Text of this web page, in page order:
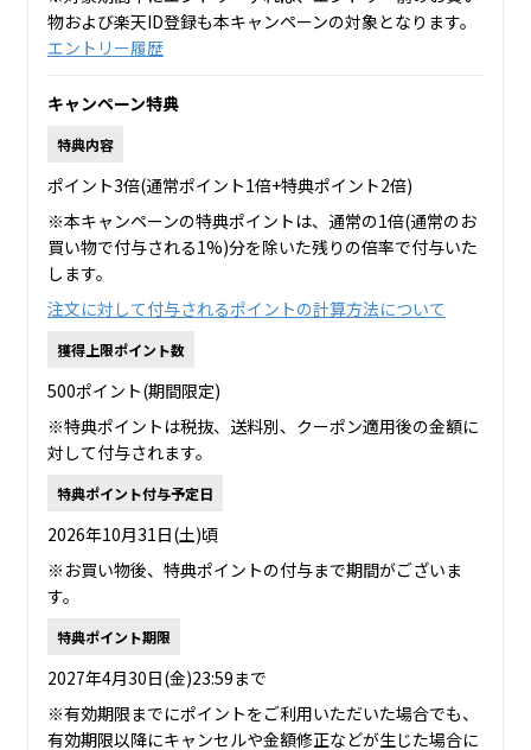
物および楽天ID登録も本キャンペーンの対象となります。
エントリー履歴
キャンペーン特典
特典内容
ポイント3倍(通常ポイント1倍+特典ポイント2倍)
※本キャンペーンの特典ポイントは、通常の1倍(通常のお
買い物で付与される1%)分を除いた残りの倍率で付与いた
します。
注文に対して付与されるポイントの計算方法について
獲得上限ポイント数
500ポイント(期間限定)
※特典ポイントは税抜、送料別、クーポン適用後の金額に
対して付与されます。
特典ポイント付与予定日
2026年10月31日(土)頃
※お買い物後、特典ポイントの付与まで期間がございま
す。
特典ポイント期限
2027年4月30日(金)23:59まで
※有効期限までにポイントをご利用いただいた場合でも、
有効期限以降にキャンセルや金額修正などが生じた場合に